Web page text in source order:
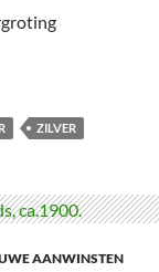
ZILVER
AANWINSTEN